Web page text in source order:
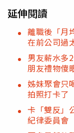
延伸閱讀
離職後「月
在前公司過
男友薪水多
朋友禮物傻
姊妹聚會只
拍照打卡了
卡「雙反」
紀律委員會